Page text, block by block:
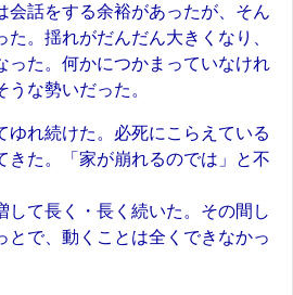
会話をする余裕があったが、そん
。揺れがだんだん大きくなり、
った。何かにつかまっていなけれ
な勢いだった。
ゆれ続けた。必死にこらえている
きた。「家が崩れるのでは」と不
して長く・長く続いた。その間し
とで、動くことは全くできなかっ